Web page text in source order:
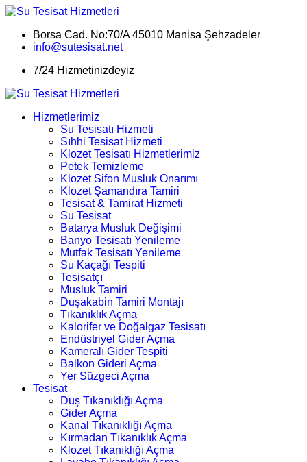
Borsa Cad. No:70/A 45010 Manisa Şehzadeler
info@sutesisat.net
7/24 Hizmetinizdeyiz
Hizmetlerimiz
Su Tesisatı Hizmeti
Sıhhi Tesisat Hizmeti
Klozet Tesisatı Hizmetlerimiz
Petek Temizleme
Klozet Sifon Musluk Onarımı
Klozet Şamandıra Tamiri
Tesisat & Tamirat Hizmeti
Su Tesisat
Batarya Musluk Değişimi
Banyo Tesisatı Yenileme
Mutfak Tesisatı Yenileme
Su Kaçağı Tespiti
Tesisatçı
Musluk Tamiri
Duşakabin Tamiri Montajı
Tıkanıklık Açma
Kalorifer ve Doğalgaz Tesisatı
Endüstriyel Gider Açma
Kameralı Gider Tespiti
Balkon Gideri Açma
Yer Süzgeci Açma
Tesisat
Duş Tıkanıklığı Açma
Gider Açma
Kanal Tıkanıklığı Açma
Kırmadan Tıkanıklık Açma
Klozet Tıkanıklığı Açma